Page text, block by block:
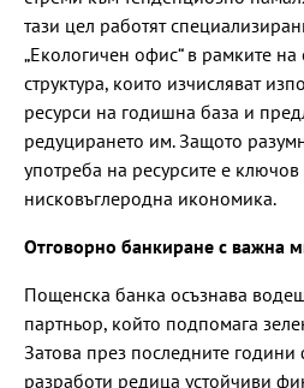
тази цел работят
„Екологичен офис“ в рамките
структура, които изчисляват
ресурси на годишна база и
редуцирането им. Защото
употреба на ресурсите е
нисковъглеродна икономика.
Отговорно банкиране с важна
Пощенска банка осъзнава
партньор, който подпомага
Затова през последните години
разработи редица устойчиви